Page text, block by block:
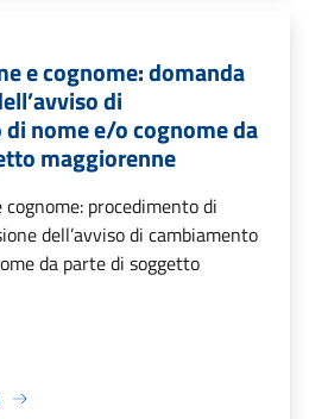
e cognome: domanda
di
nome e/o cognome da
maggiorenne
cognome: procedimento di
dell’avviso di cambiamento
da parte di soggetto